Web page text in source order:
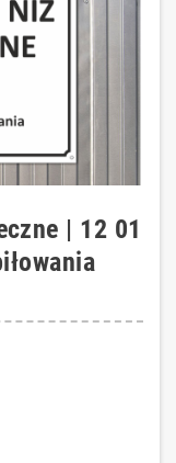
| 12 01